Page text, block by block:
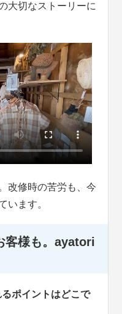
大切なストーリーに
改修時の苦労も、今
います。
客様も。ayatori
ポイントはどこで